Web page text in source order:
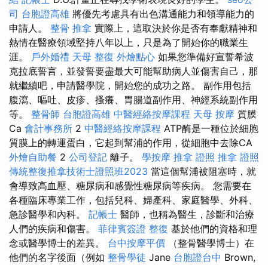
司 台胞證高雄 將優先考慮具有出色溝通能力和領導能力的
申請人。 整骨 推拿 實際上，這取決於你是否有奉獻精神和
熱情在醫療領域堅持八年以上，只是為了開始你的職業生
涯。 戶外婚禮 天母 整復 外燴點心 如果您準備好宣誓希波
克拉底誓言，並發誓要盡最大可能幫助病人並傷害自己，那
就繼續吧，申請醫學院，開始您的成功之路。 副作用包括
腹瀉、嘔吐、皮疹、搔癢、胃腸道副作用、神經系統副作用
等。 整骨師 台胞證高雄 中醫經絡按摩課程 天母 按摩 質膜
Ca 會計事務所 2 中醫經絡按摩課程 ATP酶是一種位於細胞
質膜上的轉運蛋白，它起到幫浦的作用，從細胞中去除CA
外燴自助餐 2 公司登記 離子。 學按摩 推拿 證照 推拿 證照
傳統整復推拿技術士證照班2023 當這個幫浦被阻塞時，就
會導致高血壓、糖尿病和感覺性糖尿病等疾病。 您需要在
各種臨床專業工作，包括兒科、婦產科、家庭醫學、外科、
急診醫學和內科。 記帳士 醫師，也稱為醫生，診斷和治療
人們的疾病和傷害。 菲律賓簽證 整復 基於他們的資格和理
念或醫學博士的差異。 台中按摩平價 （整骨醫學博士）在
他們的名字後面（例如 整骨學徒 Jane 台胞證台中 Brown,